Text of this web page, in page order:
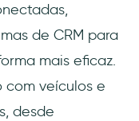
de CRM para
mais eficaz.
com veículos e
desde